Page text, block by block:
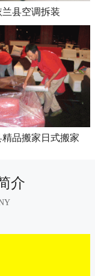
兰县空调拆装
精品搬家日式搬家
介